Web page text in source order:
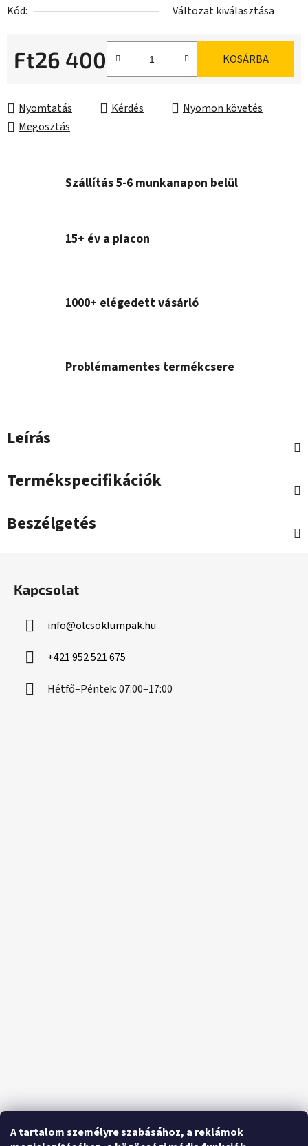
A tartalom személyre szabásához, a reklámok
Kód:
Változat kiválasztása
Ft26 400 KOSÁRBA
Nyomtatás Kérdés
Nyomon követés
Megosztás
Szállítás 5-6 munkanapon belül
15+ év a piacon
1000+ elégedett vásárló
Problémamentes termékcsere
Leírás
Termékspecifikációk
Beszélgetés
Kapcsolat
info@olcsoklumpak.hu
+421 952 521 675
Hétfő–Péntek: 07:00–17:00